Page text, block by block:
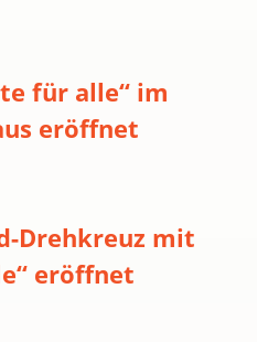
für alle“ im
eröffnet
Drehkreuz mit
eröffnet